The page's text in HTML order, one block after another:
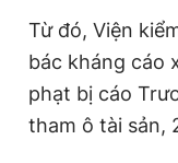
Đặt báo Quảng
Tổng biên tập:
Phó tổng biên tập
Từ đó, Viện
bác kháng cáo
phạt bị cáo
tham ô tài sản,